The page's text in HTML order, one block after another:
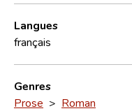
Langues
français
Genres
Prose > Roman